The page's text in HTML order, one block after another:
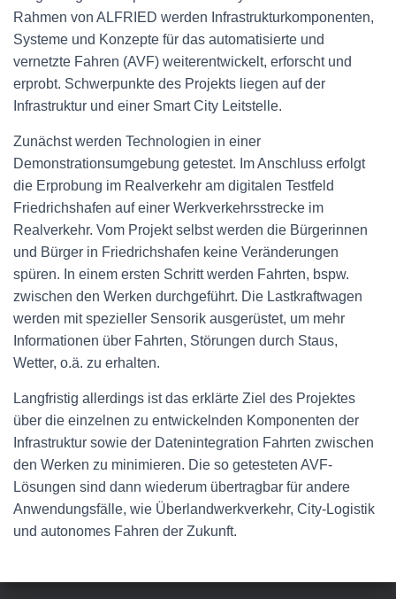
Rahmen von ALFRIED werden Infrastrukturkomponenten,
Systeme und Konzepte für das automatisierte und
vernetzte Fahren (AVF) weiterentwickelt, erforscht und
erprobt. Schwerpunkte des Projekts liegen auf der
Infrastruktur und einer Smart City Leitstelle.
Zunächst werden Technologien in einer
Demonstrationsumgebung getestet. Im Anschluss erfolgt
die Erprobung im Realverkehr am digitalen Testfeld
Friedrichshafen auf einer Werkverkehrsstrecke im
Realverkehr. Vom Projekt selbst werden die Bürgerinnen
und Bürger in Friedrichshafen keine Veränderungen
spüren. In einem ersten Schritt werden Fahrten, bspw.
zwischen den Werken durchgeführt. Die Lastkraftwagen
werden mit spezieller Sensorik ausgerüstet, um mehr
Informationen über Fahrten, Störungen durch Staus,
Wetter, o.ä. zu erhalten.
Langfristig allerdings ist das erklärte Ziel des Projektes
über die einzelnen zu entwickelnden Komponenten der
Infrastruktur sowie der Datenintegration Fahrten zwischen
den Werken zu minimieren. Die so getesteten AVF-
Lösungen sind dann wiederum übertragbar für andere
Anwendungsfälle, wie Überlandwerkverkehr, City-Logistik
und autonomes Fahren der Zukunft.